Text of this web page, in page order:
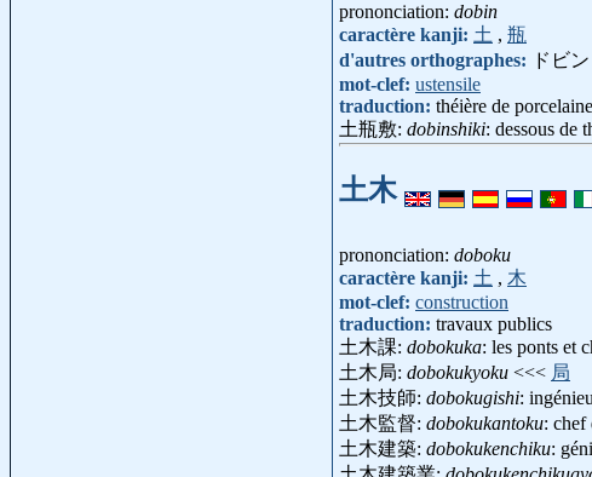
prononciation: dobin
caractère kanji: 土 , 瓶
d'autres orthographes: ドビン
mot-clef: ustensile
traduction: théière de porcelaine
土瓶敷: dobinshiki: dessous de
土木
prononciation: doboku
caractère kanji: 土 , 木
mot-clef: construction
traduction: travaux publics
土木課: dobokuka: les ponts et
土木局: dobokukyoku <<< 局
土木技師: dobokugishi:
土木監督: dobokukantoku: chef
土木建築: dobokukenchiku: